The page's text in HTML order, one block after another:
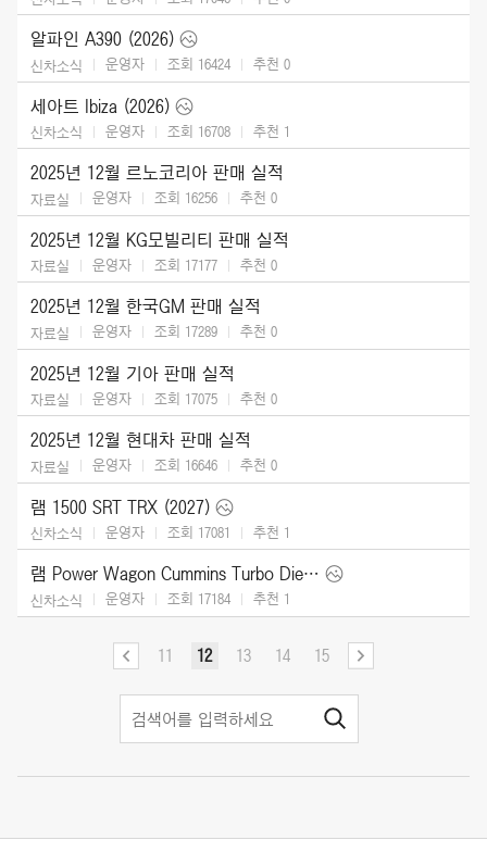
알파인 A390 (2026)
신차소식 운영자 조회 16424 추천 0
세아트 Ibiza (2026)
신차소식 운영자 조회 16708 추천 1
2025년 12월 르노코리아 판매 실적
자료실 운영자 조회 16256 추천 0
2025년 12월 KG모빌리티 판매 실적
자료실 운영자 조회 17177 추천 0
2025년 12월 한국GM 판매 실적
자료실 운영자 조회 17289 추천 0
2025년 12월 기아 판매 실적
자료실 운영자 조회 17075 추천 0
2025년 12월 현대차 판매 실적
자료실 운영자 조회 16646 추천 0
램 1500 SRT TRX (2027)
신차소식 운영자 조회 17081 추천 1
램 Power Wagon Cummins Turbo Diesel (2027)
신차소식 운영자 조회 17184 추천 1
11 12 13 14 15